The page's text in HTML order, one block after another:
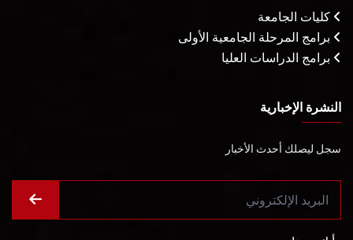
كليات الجامعة
برامج المرحلة الجامعية الأولى
برامج الدراسات العليا
النشرة الإخبارية
سجل ليصلك أحدث الأخبار